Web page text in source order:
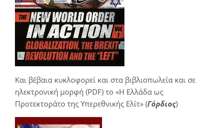
Και βέβαια κυκλοφορεί και στα βιβλιοπωλεία και σε
ηλεκτρονική μορφή (PDF) το «Η Ελλάδα ως
Προτεκτοράτο της Υπερεθνικής Ελίτ» (Γόρδιος)